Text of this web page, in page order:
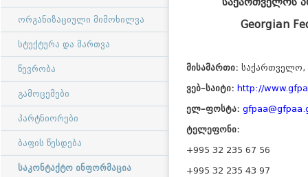
ორგანიზაციული მიმოხილვა
სტუქტურა და მართვა
წევრობა
გამოცემები
პარტნიორები
ბაფის წესდება
საკონტაქტო ინფორმაცია
Georgian
მისამართი: საქართველო,
ვებ–საიტი: http://
ელ–ფოსტა:
ტელეფონი:
+995 32 235 67 56
+995 32 235 43 97